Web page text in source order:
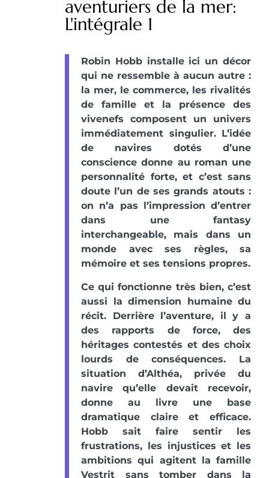
aventuriers de la mer:
L'intégrale 1
Robin Hobb installe ici un décor
qui ne ressemble à aucun autre :
la mer, le commerce, les rivalités
de famille et la présence des
vivenefs composent un univers
immédiatement singulier. L’idée
de navires dotés d’une
conscience donne au roman une
personnalité forte, et c’est sans
doute l’un de ses grands atouts :
on n’a pas l’impression d’entrer
dans une fantasy
interchangeable, mais dans un
monde avec ses règles, sa
mémoire et ses tensions propres.
Ce qui fonctionne très bien, c’est
aussi la dimension humaine du
récit. Derrière l’aventure, il y a
des rapports de force, des
héritages contestés et des choix
lourds de conséquences. La
situation d’Althéa, privée du
navire qu’elle devait recevoir,
donne au livre une base
dramatique claire et efficace.
Hobb sait faire sentir les
frustrations, les injustices et les
ambitions qui agitent la famille
Vestrit sans tomber dans la